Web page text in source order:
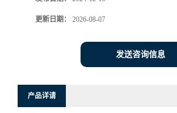
更新日期： 2026-08-07
发送咨询信息
产品详请